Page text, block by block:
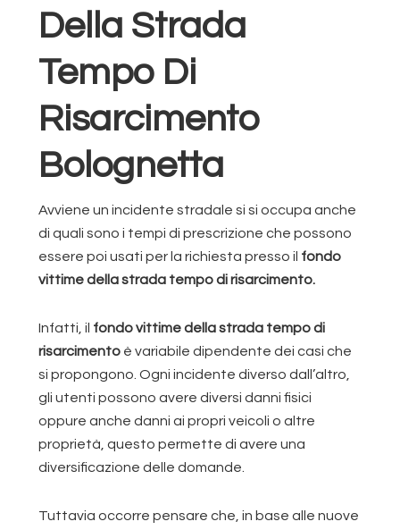
Della Strada
Tempo Di
Risarcimento
Bolognetta
Avviene un incidente stradale si si occupa anche
di quali sono i tempi di prescrizione che possono
essere poi usati per la richiesta presso il fondo
vittime della strada tempo di risarcimento.
Infatti, il fondo vittime della strada tempo di
risarcimento è variabile dipendente dei casi che
si propongono. Ogni incidente diverso dall’altro,
gli utenti possono avere diversi danni fisici
oppure anche danni ai propri veicoli o altre
proprietà, questo permette di avere una
diversificazione delle domande.
Tuttavia occorre pensare che, in base alle nuove